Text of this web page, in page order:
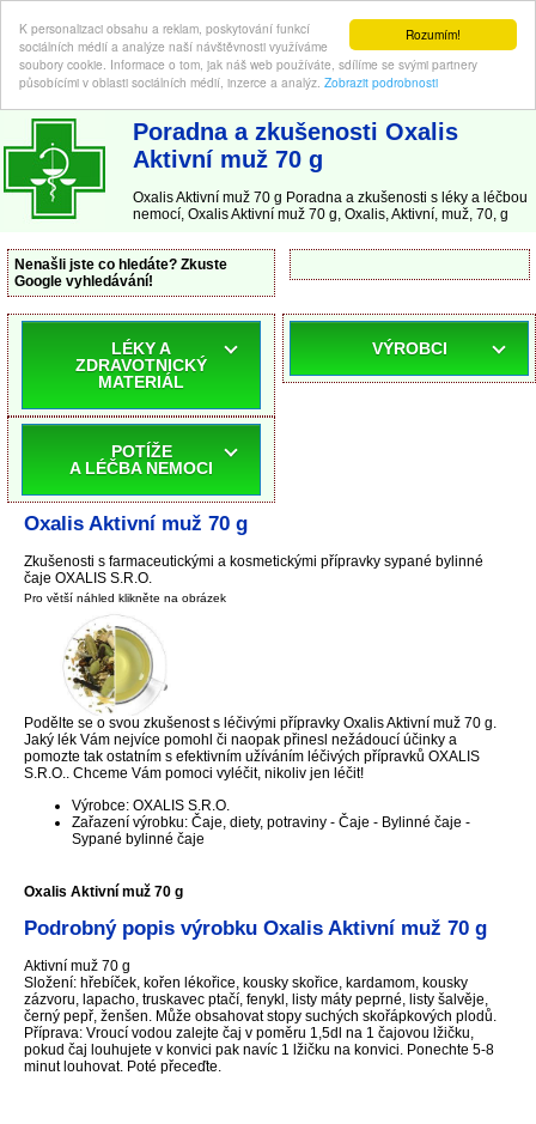
Rozumím!
K personalizaci obsahu a reklam, poskytování funkcí
sociálních médií a analýze naší návštěvnosti využíváme
soubory cookie. Informace o tom, jak náš web používáte, sdílíme se svými partnery
působícími v oblasti sociálních médií, inzerce a analýz. Zobrazit podrobnosti
ABC-LEKARNA.cz | Poradna a zkušenosti s léky a léčbou nemocí
Poradna a zkušenosti Oxalis
Aktivní muž 70 g
Oxalis Aktivní muž 70 g Poradna a zkušenosti s léky a léčbou
nemocí, Oxalis Aktivní muž 70 g, Oxalis, Aktivní, muž, 70, g
Nenašli jste co hledáte? Zkuste
Google vyhledávání!
LÉKY A
ZDRAVOTNICKÝ
MATERIÁL
POTÍŽE
A LÉČBA NEMOCI
VÝROBCI
Oxalis Aktivní muž 70 g
Zkušenosti s farmaceutickými a kosmetickými přípravky sypané bylinné
čaje OXALIS S.R.O.
Pro větší náhled klikněte na obrázek
Podělte se o svou zkušenost s léčivými přípravky Oxalis Aktivní muž 70 g.
Jaký lék Vám nejvíce pomohl či naopak přinesl nežádoucí účinky a
pomozte tak ostatním s efektivním užíváním léčivých přípravků OXALIS
S.R.O.. Chceme Vám pomoci vyléčit, nikoliv jen léčit!
Výrobce: OXALIS S.R.O.
Zařazení výrobku: Čaje, diety, potraviny - Čaje - Bylinné čaje -
Sypané bylinné čaje
Oxalis Aktivní muž 70 g
Podrobný popis výrobku Oxalis Aktivní muž 70 g
Aktivní muž 70 g
Složení: hřebíček, kořen lékořice, kousky skořice, kardamom, kousky
zázvoru, lapacho, truskavec ptačí, fenykl, listy máty peprné, listy šalvěje,
černý pepř, ženšen. Může obsahovat stopy suchých skořápkových plodů.
Příprava: Vroucí vodou zalejte čaj v poměru 1,5dl na 1 čajovou lžičku,
pokud čaj louhujete v konvici pak navíc 1 lžičku na konvici. Ponechte 5-8
minut louhovat. Poté přeceďte.